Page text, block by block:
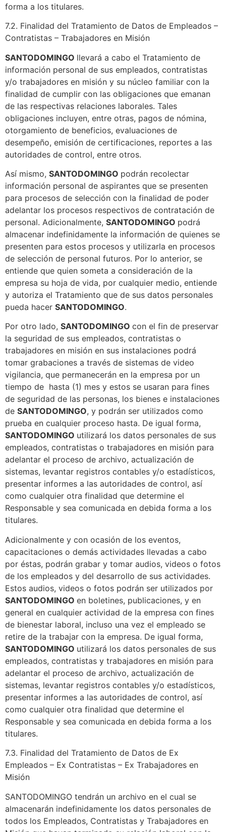
forma a los titulares.
7.2. Finalidad del Tratamiento de Datos de Empleados –
Contratistas – Trabajadores en Misión
SANTODOMINGO llevará a cabo el Tratamiento de
información personal de sus empleados, contratistas
y/o trabajadores en misión y su núcleo familiar con la
finalidad de cumplir con las obligaciones que emanan
de las respectivas relaciones laborales. Tales
obligaciones incluyen, entre otras, pagos de nómina,
otorgamiento de beneficios, evaluaciones de
desempeño, emisión de certificaciones, reportes a las
autoridades de control, entre otros.
Así mismo, SANTODOMINGO podrán recolectar
información personal de aspirantes que se presenten
para procesos de selección con la finalidad de poder
adelantar los procesos respectivos de contratación de
personal. Adicionalmente, SANTODOMINGO podrá
almacenar indefinidamente la información de quienes se
presenten para estos procesos y utilizarla en procesos
de selección de personal futuros. Por lo anterior, se
entiende que quien someta a consideración de la
empresa su hoja de vida, por cualquier medio, entiende
y autoriza el Tratamiento que de sus datos personales
pueda hacer SANTODOMINGO.
Por otro lado, SANTODOMINGO con el fin de preservar
la seguridad de sus empleados, contratistas o
trabajadores en misión en sus instalaciones podrá
tomar grabaciones a través de sistemas de video
vigilancia, que permanecerán en la empresa por un
tiempo de hasta (1) mes y estos se usaran para fines
de seguridad de las personas, los bienes e instalaciones
de SANTODOMINGO, y podrán ser utilizados como
prueba en cualquier proceso hasta. De igual forma,
SANTODOMINGO utilizará los datos personales de sus
empleados, contratistas o trabajadores en misión para
adelantar el proceso de archivo, actualización de
sistemas, levantar registros contables y/o estadísticos,
presentar informes a las autoridades de control, así
como cualquier otra finalidad que determine el
Responsable y sea comunicada en debida forma a los
titulares.
Adicionalmente y con ocasión de los eventos,
capacitaciones o demás actividades llevadas a cabo
por éstas, podrán grabar y tomar audios, videos o fotos
de los empleados y del desarrollo de sus actividades.
Estos audios, videos o fotos podrán ser utilizados por
SANTODOMINGO en boletines, publicaciones, y en
general en cualquier actividad de la empresa con fines
de bienestar laboral, incluso una vez el empleado se
retire de la trabajar con la empresa. De igual forma,
SANTODOMINGO utilizará los datos personales de sus
empleados, contratistas y trabajadores en misión para
adelantar el proceso de archivo, actualización de
sistemas, levantar registros contables y/o estadísticos,
presentar informes a las autoridades de control, así
como cualquier otra finalidad que determine el
Responsable y sea comunicada en debida forma a los
titulares.
7.3. Finalidad del Tratamiento de Datos de Ex
Empleados – Ex Contratistas – Ex Trabajadores en
Misión
SANTODOMINGO tendrán un archivo en el cual se
almacenarán indefinidamente los datos personales de
todos los Empleados, Contratistas y Trabajadores en